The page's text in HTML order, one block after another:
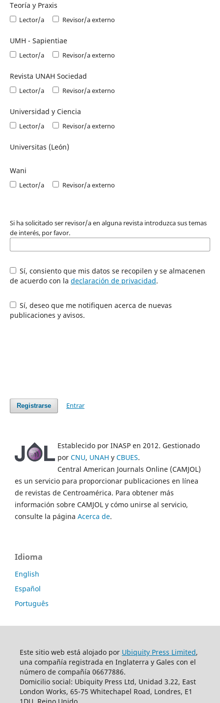
Teoría y Praxis
Lector/a Revisor/a externo
UMH - Sapientiae
Lector/a Revisor/a externo
Revista UNAH Sociedad
Lector/a Revisor/a externo
Universidad y Ciencia
Lector/a Revisor/a externo
Universitas (León)
Wani
Lector/a Revisor/a externo
Si ha solicitado ser revisor/a en alguna revista introduzca sus temas
de interés, por favor.
Sí, consiento que mis datos se recopilen y se almacenen
de acuerdo con la declaración de privacidad.
Sí, deseo que me notifiquen acerca de nuevas
publicaciones y avisos.
Registrarse Entrar
Establecido por INASP en 2012. Gestionado
por CNU, UNAH y CBUES.
Central American Journals Online (CAMJOL)
es un servicio para proporcionar publicaciones en línea
de revistas de Centroamérica. Para obtener más
información sobre CAMJOL y cómo unirse al servicio,
consulte la página Acerca de.
Idioma
English
Español
Português
Este sitio web está alojado por Ubiquity Press Limited,
una compañía registrada en Inglaterra y Gales con el
número de compañía 06677886.
Domicilio social: Ubiquity Press Ltd, Unidad 3.22, East
London Works, 65-75 Whitechapel Road, Londres, E1